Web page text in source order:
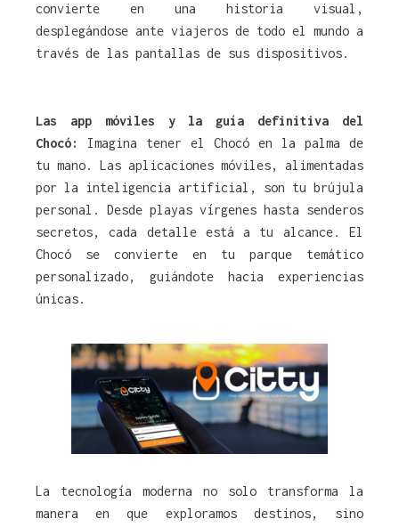
convierte en una historia visual,
desplegándose ante viajeros de todo el mundo a
través de las pantallas de sus dispositivos.
Las app móviles y la guía definitiva del
Chocó:
Imagina tener el Chocó en la palma de
tu mano. Las aplicaciones móviles, alimentadas
por la inteligencia artificial, son tu brújula
personal. Desde playas vírgenes hasta senderos
secretos, cada detalle está a tu alcance. El
Chocó se convierte en tu parque temático
personalizado, guiándote hacia experiencias
únicas.
La tecnología moderna no solo transforma la
manera en que exploramos destinos, sino